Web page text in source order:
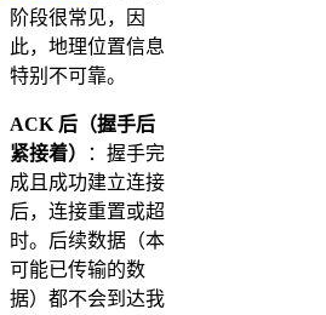
阶段很常见，因
此，地理位置信息
特别不可靠。
ACK 后（握手后
紧接着）
：握手完
成且成功建立连接
后，连接重置或超
时。后续数据（本
可能已传输的数
据）都不会到达我